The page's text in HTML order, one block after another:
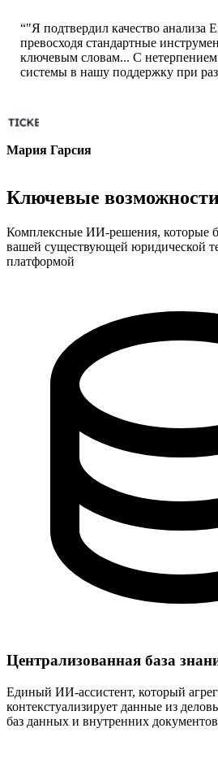
“"Я подтвердил качество анализа
превосходя стандартные
ключевым словам... С
системы в нашу поддержку при
Мария Гарсия
Ключевые
Комплексные ИИ-решения, которые
вашей существующей юридической
платформой
Централизованная база
Единый ИИ-ассистент, который
контекстуализирует данные из
баз данных и внутренних